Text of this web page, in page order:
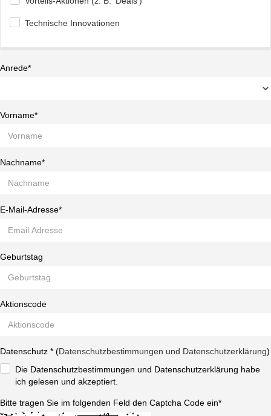
Technische Innovationen
Anrede*
Vorname*
Nachname*
E-Mail-Adresse*
Geburtstag
Aktionscode
Datenschutz * (Datenschutzbestimmungen und Datenschutzerklärung)
Die Datenschutzbestimmungen und Datenschutzerklärung habe
ich gelesen und akzeptiert.
Bitte tragen Sie im folgenden Feld den Captcha Code ein*